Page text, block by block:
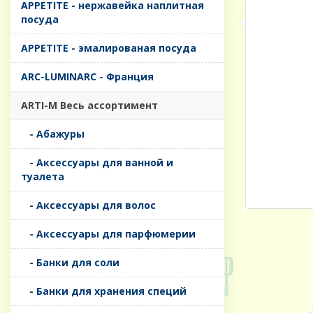
APPETITE - нержавейка наплитная
посуда
APPETITE - эмалированая посуда
ARC-LUMINARC - Франция
ARTI-M Весь ассортимент
- Абажуры
- Аксессуары для ванной и
туалета
- Аксессуары для волос
- Аксессуары для парфюмерии
- Банки для соли
- Банки для хранения специй